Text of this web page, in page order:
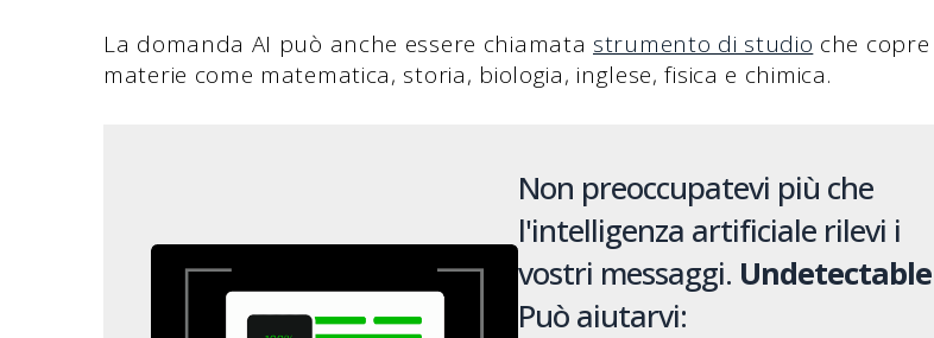
La domanda AI può anche essere chiamata strumento di studio che
materie come matematica, storia, biologia, inglese, fisica e chimica.
Non preoccupatevi più che
l'intelligenza artificiale rilevi i
vostri messaggi.
Può aiutarvi: